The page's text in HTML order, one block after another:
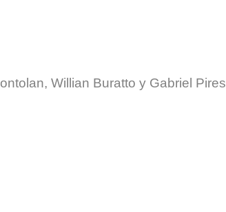
Willian Buratto y Gabriel Pires